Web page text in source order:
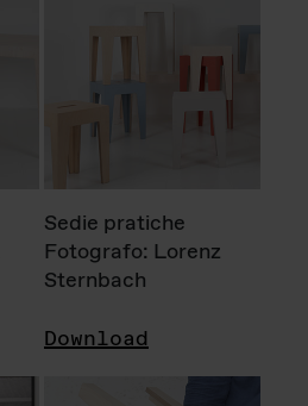
Sedie pratiche
Fotografo: Lorenz
Sternbach
Download